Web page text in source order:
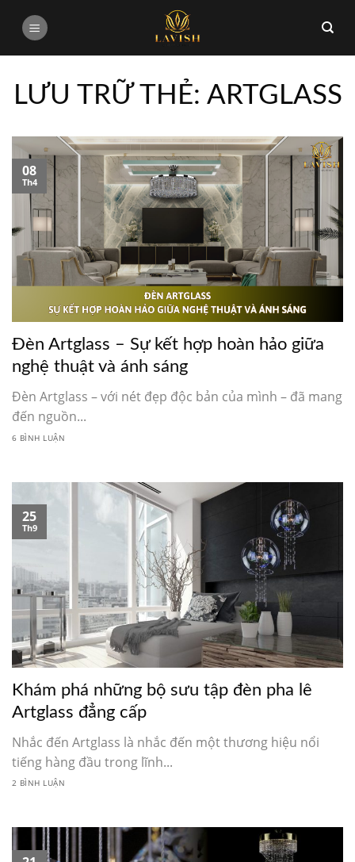
LƯU TRỮ THẺ: ARTGLASS
Đèn Artglass – Sự kết hợp hoàn hảo giữa
nghệ thuật và ánh sáng
Đèn Artglass – với nét đẹp độc bản của mình – đã mang
đến nguồn...
6 BÌNH LUẬN
08
Th4
Khám phá những bộ sưu tập đèn pha lê
Artglass đẳng cấp
Nhắc đến Artglass là nhắc đến một thương hiệu nổi
tiếng hàng đầu trong lĩnh...
2 BÌNH LUẬN
25
Th9